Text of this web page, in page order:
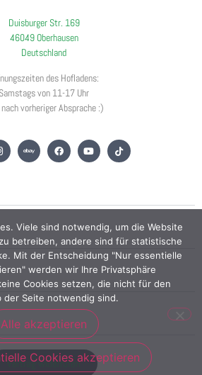
Duisburger Str. 169
46049 Oberhausen
Deutschland
des Hofladens:
Samstags von 11-17 Uhr
nach vorheriger Absprache :)
Vertrag widerrufen
Viele sind notwendig, um die Website
betreiben, andere sind für statistische
Mit der Entscheidung "Nur essentielle
werden wir Ihre Privatsphäre
Cookies setzen, die nicht für den
der Seite notwendig sind.
Alle akzeptieren
Cookies akzeptieren